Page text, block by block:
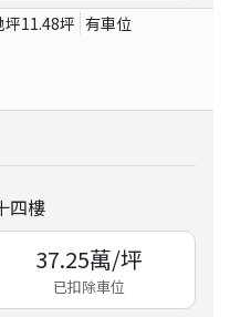
坪11.48坪 有車位
四樓
37.25萬/坪
已扣除車位